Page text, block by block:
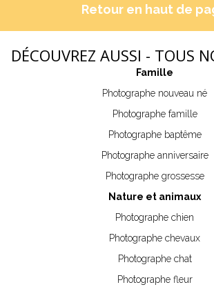
Retour en haut de
DÉCOUVREZ AUSSI - TOUS
Famille
Photographe nouveau né
Photographe famille
Photographe baptême
Photographe anniversaire
Photographe grossesse
Nature et animaux
Photographe chien
Photographe chevaux
Photographe chat
Photographe fleur